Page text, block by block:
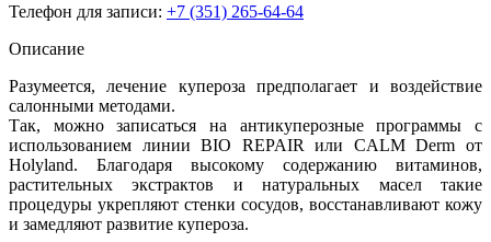
Телефон для записи: +7 (351) 265-64-64
Описание
Разумеется, лечение купероза предполагает и воздействие
салонными методами.
Так, можно записаться на антикуперозные программы с
использованием линии BIO REPAIR или CALM Derm от
Holyland. Благодаря высокому содержанию витаминов,
растительных экстрактов и натуральных масел такие
процедуры укрепляют стенки сосудов, восстанавливают кожу
и замедляют развитие купероза.